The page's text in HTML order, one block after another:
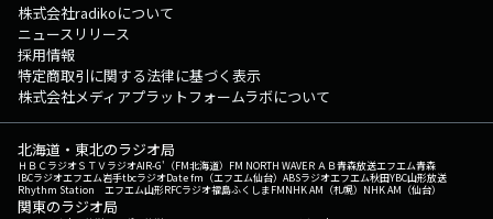
株式会社radikoについて
ニュースリリース
採用情報
特定商取引に関する法律に基づく表示
株式会社メディアプラットフォームラボについて
北海道・東北のラジオ局
ＨＢＣラジオＳＴＶラジオAIR-G'（FM北海道） FM NORTH WAVEＲＡＢ青森放送エフエム青森
IBCラジオエフエム岩手tbcラジオDate fm（エフエム仙台） ABSラジオエフエム秋田YBC山形放送
Rhythm Station エフエム山形RFCラジオ福島ふくしまFMNHK AM（札幌） NHK AM（仙台）
関東のラジオ局